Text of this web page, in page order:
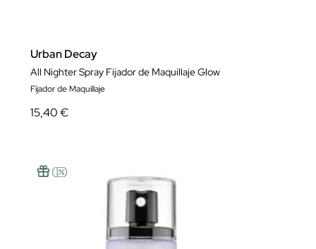
Urban Decay
All Nighter Spray Fijador de Maquillaje Glow
Fijador de Maquillaje
15,40 €